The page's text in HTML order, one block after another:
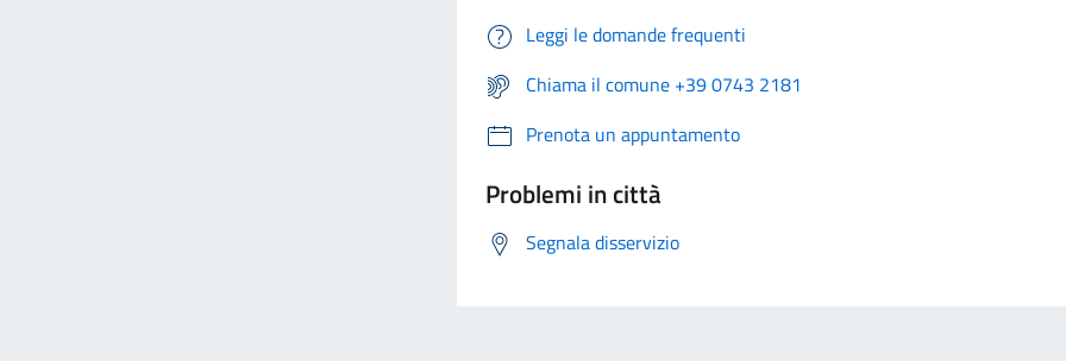
Leggi le domande frequenti
Chiama il comune +39 0743 2181
Prenota un appuntamento
Problemi in città
Segnala disservizio